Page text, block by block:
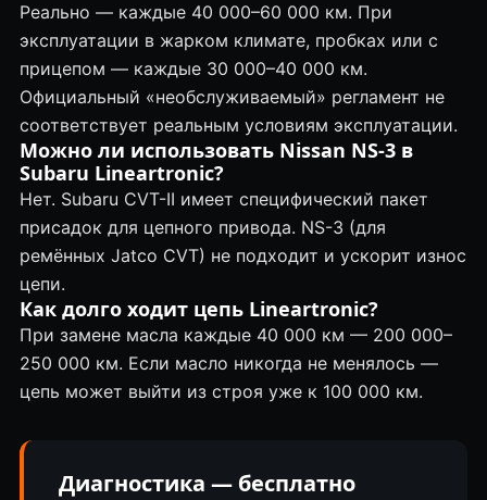
Реально — каждые 40 000–60 000 км. При
эксплуатации в жарком климате, пробках или с
прицепом — каждые 30 000–40 000 км.
Официальный «необслуживаемый» регламент не
соответствует реальным условиям эксплуатации.
Можно ли использовать Nissan NS-3 в
Subaru Lineartronic?
Нет. Subaru CVT-II имеет специфический пакет
присадок для цепного привода. NS-3 (для
ремённых Jatco CVT) не подходит и ускорит износ
цепи.
Как долго ходит цепь Lineartronic?
При замене масла каждые 40 000 км — 200 000–
250 000 км. Если масло никогда не менялось —
цепь может выйти из строя уже к 100 000 км.
Диагностика — бесплатно